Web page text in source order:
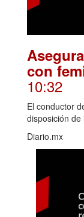
con
10:32
El conductor
disposición
Diario.mx